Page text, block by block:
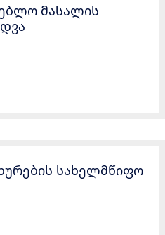
მასალის
სახელმწიფო